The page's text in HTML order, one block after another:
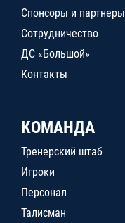
Спонсоры и партнеры
Сотрудничество
ДС «Большой»
Контакты
КОМАНДА
Тренерский штаб
Игроки
Персонал
Талисман